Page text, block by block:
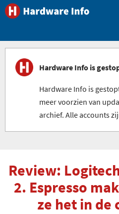
Hardware Info is
Hardware Info is
meer voorzien van
archief. Alle accounts
Review:
2. Espresso
ze het in de